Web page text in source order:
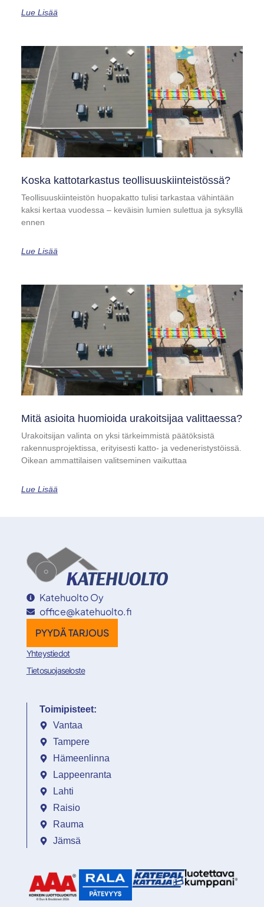
Lue Lisää
Koska kattotarkastus teollisuuskiinteistössä?
Teollisuuskiinteistön huopakatto tulisi tarkastaa vähintään
kaksi kertaa vuodessa – keväisin lumien sulettua ja syksyllä
ennen
Lue Lisää
Mitä asioita huomioida urakoitsijaa valittaessa?
Urakoitsijan valinta on yksi tärkeimmistä päätöksistä
rakennusprojektissa, erityisesti katto- ja vedeneristystöissä.
Oikean ammattilaisen valitseminen vaikuttaa
Lue Lisää
Katehuolto Oy
office@katehuolto.fi
PYYDÄ TARJOUS
Yhteystiedot
Tietosuojaseloste
Toimipisteet:
Vantaa
Tampere
Hämeenlinna
Lappeenranta
Lahti
Raisio
Rauma
Jämsä